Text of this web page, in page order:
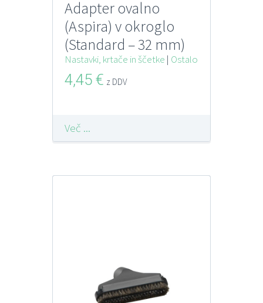
Adapter ovalno
(Aspira) v okroglo
(Standard – 32 mm)
BEAM Electrolux
ASPIRA
Nastavki, krtače in ščetke | Ostalo
4,45 € z DDV
Več ...